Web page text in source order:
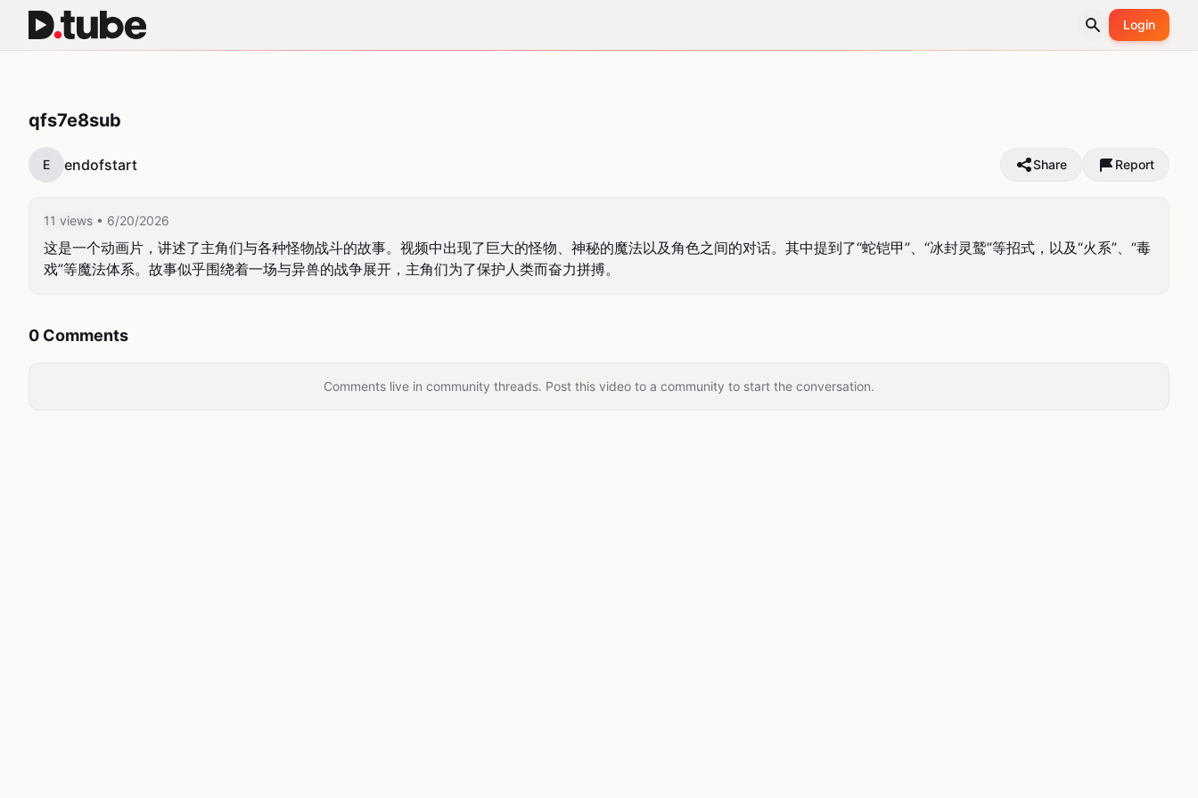
Login
qfs7e8sub
E endofstart Share Report
11 views • 6/20/2026
这是一个动画片，讲述了主角们与各种怪物战斗的故事。视频中出现了巨大的怪物、神秘的魔法以及角色之间的对话。其中提到了“蛇铠甲”、“冰封灵鹫”等招式，以及“火系”、“毒
戏”等魔法体系。故事似乎围绕着一场与异兽的战争展开，主角们为了保护人类而奋力拼搏。
0 Comments
Comments live in community threads. Post this video to a community to start the conversation.